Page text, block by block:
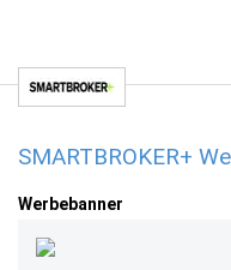
SMARTBROKER+
Werbebanner